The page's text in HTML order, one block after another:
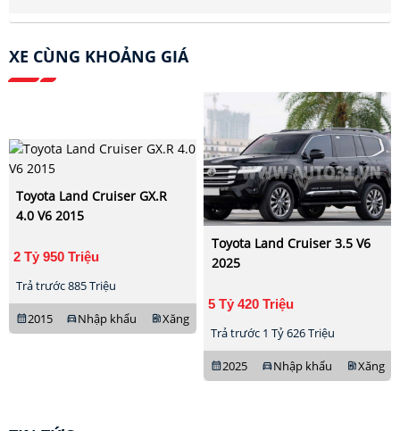
XE CÙNG KHOẢNG GIÁ
Toyota Land Cruiser GX.R
4.0 V6 2015
2 Tỷ 950 Triệu
Trả trước 885 Triệu
calendar_month2015 directions_carNhập khẩu ev_stationXăng
Toyota Land Cruiser 3.5 V6
2025
5 Tỷ 420 Triệu
Trả trước 1 Tỷ 626 Triệu
calendar_month2025 directions_carNhập khẩu ev_stationXăng